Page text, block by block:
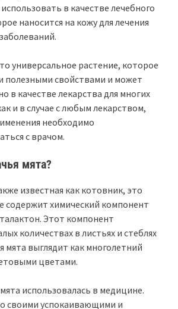
в качестве лечебного
наносится на кожу для лечения
универсальное растение, которое
полезными свойствами и может
в качестве лекарства для многих
и в случае с любым лекарством,
необходимо
с врачом.
мята?
известная как котовник, это
содержит химический компонент
Этот компонент
количествах в листьях и стеблях
мята выглядит как многолетний
цветами.
использовалась в медицине.
своими успокаивающими и